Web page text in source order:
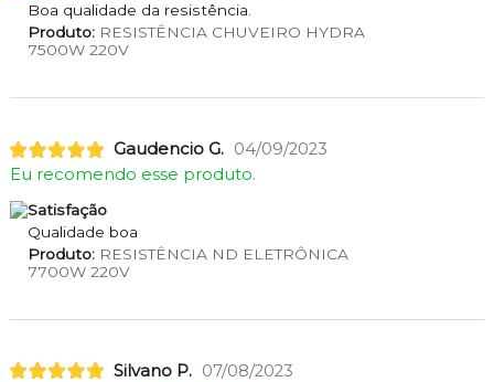
Boa qualidade da resistência.
Produto:RESISTÊNCIA CHUVEIRO HYDRA
7500W 220V
Gaudencio G. 04/09/2023
Eu recomendo esse produto.
Satisfação
Qualidade boa
Produto:RESISTÊNCIA ND ELETRÔNICA
7700W 220V
Silvano P. 07/08/2023